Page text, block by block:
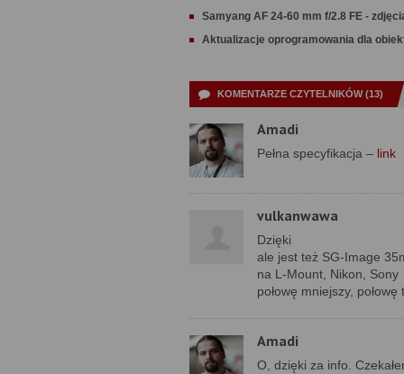
Samyang AF 24-60 mm f/2.8 FE -
Aktualizacje oprogramowania dla
KOMENTARZE CZYTELNIKÓW (13)
Amadi
Pełna specyfikacja – link
vulkanwawa
Dzięki
ale jest też SG-Image
na L-Mount, Nikon, Sony
połowę mniejszy, połowę
Amadi
O, dzięki za info.